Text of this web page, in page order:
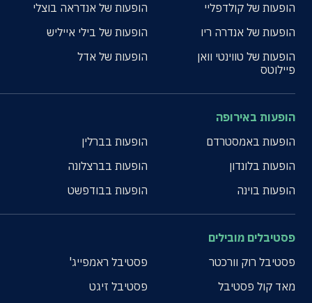
הופעות של קולדפליי
הופעות של אנדראה בוצלי
הופעות של אנדרה ריו
הופעות של בילי אייליש
הופעות של טווינטי וואן
פיילוטס
הופעות של אדל
הופעות באירופה
הופעות באמסטרדם
הופעות בברלין
הופעות בלונדון
הופעות בברצלונה
הופעות בוינה
הופעות בבודפשט
פסטיבלים מובילים
פסטיבל רוק וורכטר
פסטיבל ראמפייג'
מאד קול פסטיבל
פסטיבל זיגט